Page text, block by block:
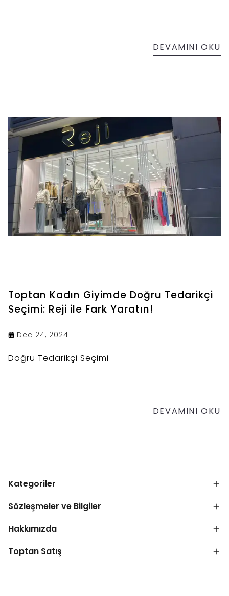
DEVAMINI OKU
Toptan Kadın Giyimde Doğru Tedarikçi
Seçimi: Reji ile Fark Yaratın!
Dec 24, 2024
Doğru Tedarikçi Seçimi
DEVAMINI OKU
Kategoriler
Sözleşmeler ve Bilgiler
Hakkımızda
Toptan Satış